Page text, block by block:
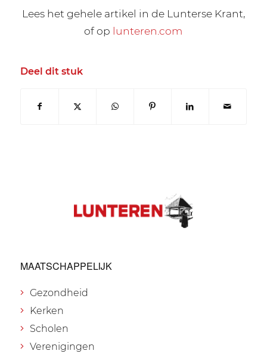
Lees het gehele artikel in de Lunterse Krant,
of op lunteren.com
Deel dit stuk
MAATSCHAPPELIJK
Gezondheid
Kerken
Scholen
Verenigingen